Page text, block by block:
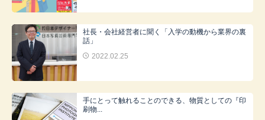
社長・会社経営者に聞く「入学の動機から業界の裏
話」
2022.02.25
手にとって触れることのできる、物質としての『印
刷物...